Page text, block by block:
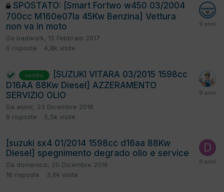
SPOSTATO: [Smart Fortwo w450 03/2004
700cc M160e07la 45Kw Benzina] Vettura
non va in moto
Da badwork, 15 Febbraio 2017
0 risposte 4,8k visite
risolto
[SUZUKI VITARA 03/2015 1598cc
D16AA 88Kw Diesel] AZZERAMENTO
SERVIZIO OLIO
Da asmir, 23 Dicembre 2016
8 risposte 5,5k visite
[suzuki sx4 01/2014 1598cc d16aa 88Kw
Diesel] spegnimento degrado olio e service
Da domenico, 20 Dicembre 2016
18 risposte 3,6k visite